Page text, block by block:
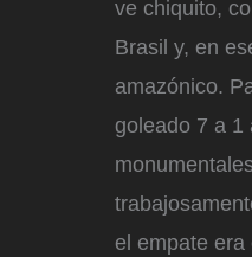
ve chiquito,
Brasil y, en
amazónico.
goleado 7 a 1
el empate era